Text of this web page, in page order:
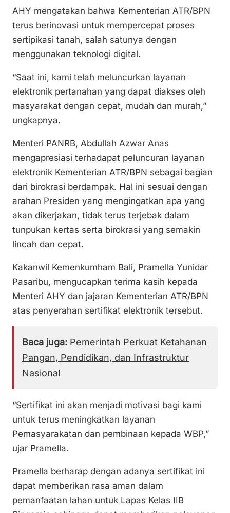
AHY mengatakan bahwa Kementerian ATR/BPN
terus berinovasi untuk mempercepat proses
sertipikasi tanah, salah satunya dengan
menggunakan teknologi digital.
“Saat ini, kami telah meluncurkan layanan
elektronik pertanahan yang dapat diakses oleh
masyarakat dengan cepat, mudah dan murah,”
ungkapnya.
Menteri PANRB, Abdullah Azwar Anas
mengapresiasi terhadapat peluncuran layanan
elektronik Kementerian ATR/BPN sebagai bagian
dari birokrasi berdampak. Hal ini sesuai dengan
arahan Presiden yang mengingatkan apa yang
akan dikerjakan, tidak terus terjebak dalam
tunpukan kertas serta birokrasi yang semakin
lincah dan cepat.
Kakanwil Kemenkumham Bali, Pramella Yunidar
Pasaribu, mengucapkan terima kasih kepada
Menteri AHY dan jajaran Kementerian ATR/BPN
atas penyerahan sertifikat elektronik tersebut.
Baca juga: Pemerintah Perkuat Ketahanan
Pangan, Pendidikan, dan Infrastruktur
Nasional
“Sertifikat ini akan menjadi motivasi bagi kami
untuk terus meningkatkan layanan
Pemasyarakatan dan pembinaan kepada WBP,”
ujar Pramella.
Pramella berharap dengan adanya sertifikat ini
dapat memberikan rasa aman dalam
pemanfaatan lahan untuk Lapas Kelas IIB